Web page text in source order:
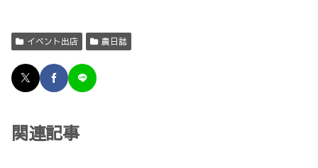
イベント出店 農日誌
関連記事